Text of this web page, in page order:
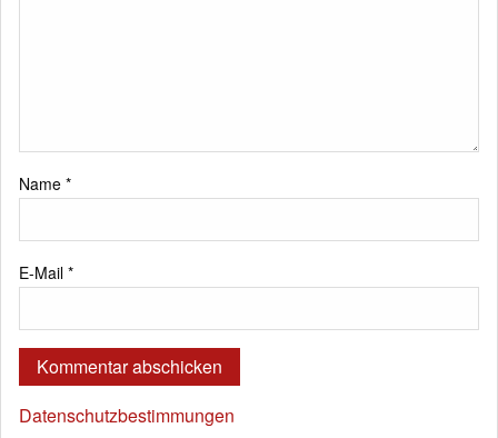
Name *
E-Mail *
Datenschutzbestimmungen